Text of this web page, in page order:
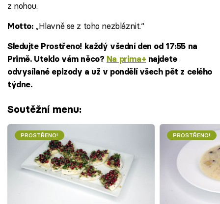
z nohou.
Motto: „Hlavně se z toho nezbláznit.“
Sledujte Prostřeno! každý všední den od 17:55 na
Primě. Uteklo vám něco? Na prima+ najdete
odvysílané epizody a už v pondělí všech pět z celého
týdne.
Soutěžní menu:
PROSTŘENO! PROSTŘENO!